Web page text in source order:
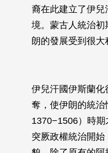
裔在此建立了伊
境。蒙古人統治
朗的發展受到很大
伊兒汗國伊斯蘭
奪，使伊朗的統
1370−1506）時
突厥政權統治開